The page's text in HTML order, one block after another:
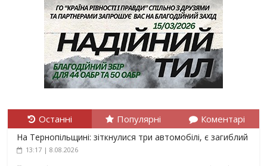
Останні Популярні Коментарі
На Тернопільщині: зіткнулися три автомобілі, є загиблий
13:17 | 8.08.2026